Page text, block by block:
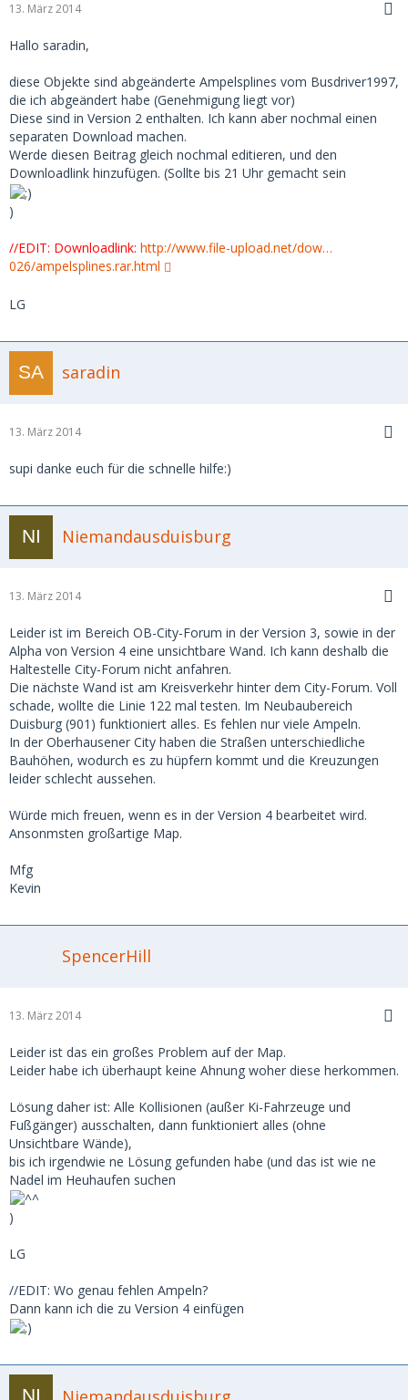
13. März 2014
Hallo saradin,
diese Objekte sind abgeänderte Ampelsplines vom Busdriver1997,
die ich abgeändert habe (Genehmigung liegt vor)
Diese sind in Version 2 enthalten. Ich kann aber nochmal einen
separaten Download machen.
Werde diesen Beitrag gleich nochmal editieren, und den
Downloadlink hinzufügen. (Sollte bis 21 Uhr gemacht sein
)
//EDIT: Downloadlink: http://www.file-upload.net/dow…
026/ampelsplines.rar.html
LG
saradin
13. März 2014
supi danke euch für die schnelle hilfe:)
Niemandausduisburg
13. März 2014
Leider ist im Bereich OB-City-Forum in der Version 3, sowie in der
Alpha von Version 4 eine unsichtbare Wand. Ich kann deshalb die
Haltestelle City-Forum nicht anfahren.
Die nächste Wand ist am Kreisverkehr hinter dem City-Forum. Voll
schade, wollte die Linie 122 mal testen. Im Neubaubereich
Duisburg (901) funktioniert alles. Es fehlen nur viele Ampeln.
In der Oberhausener City haben die Straßen unterschiedliche
Bauhöhen, wodurch es zu hüpfern kommt und die Kreuzungen
leider schlecht aussehen.
Würde mich freuen, wenn es in der Version 4 bearbeitet wird.
Ansonmsten großartige Map.
Mfg
Kevin
SpencerHill
13. März 2014
Leider ist das ein großes Problem auf der Map.
Leider habe ich überhaupt keine Ahnung woher diese herkommen.
Lösung daher ist: Alle Kollisionen (außer Ki-Fahrzeuge und
Fußgänger) ausschalten, dann funktioniert alles (ohne
Unsichtbare Wände),
bis ich irgendwie ne Lösung gefunden habe (und das ist wie ne
Nadel im Heuhaufen suchen
)
LG
//EDIT: Wo genau fehlen Ampeln?
Dann kann ich die zu Version 4 einfügen